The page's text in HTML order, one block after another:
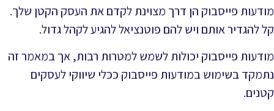
מודעות פייסבוק הן דרך מצוינת לקדם את העסק הקטן שלך.
קל להגדיר אותם ויש להם פוטנציאל להגיע לקהל גדול.
מודעות פייסבוק יכולות לשמש למטרות רבות, אך במאמר זה
נתמקד בשימוש במודעות פייסבוק ככלי שיווקי לעסקים
קטנים.